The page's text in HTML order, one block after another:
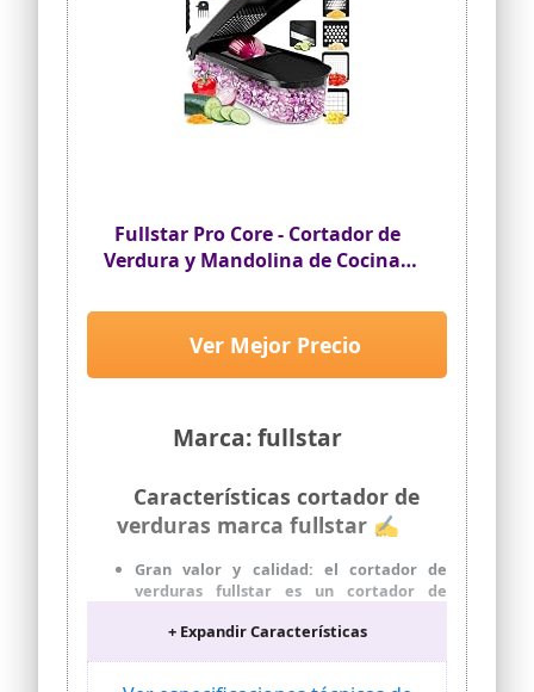
Fullstar Pro Core - Cortador de
Verdura y Mandolina de Cocina -
Marca: fullstar
Ver Mejor Precio
Características cortador de
verduras marca fullstar ✍
Gran valor y calidad: el cortador de
verduras fullstar es un cortador de
que no compromete la calidad. Incluye 6
de limpieza, 1 protector de dedos y un
+ Expandir Características